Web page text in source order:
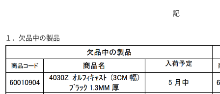
記
１．欠品中の製品